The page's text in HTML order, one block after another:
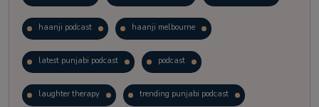
haanji podcast haanji melbourne
latest punjabi podcast podcast
laughter therapy trending punjabi podcast